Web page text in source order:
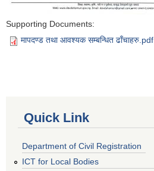
Supporting Documents:
मापदण्ड तथा आवश्यक सम्बन्धित ढाँचाहरु.pdf
Quick Link
Department of Civil Registration
ICT for Local Bodies